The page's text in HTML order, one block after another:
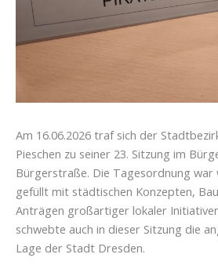
Am 16.06.2026 traf sich der
Pieschen zu seiner 23. Sitzung im
Bürgerstraße. Die Tagesordnung war
gefüllt mit städtischen Konzepten,
Anträgen großartiger lokaler
schwebte auch in dieser Sitzung die
Lage der Stadt Dresden.